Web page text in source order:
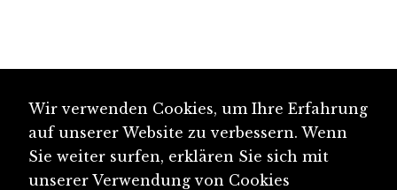
Wir verwenden Cookies, um Ihre Erfahrung
auf unserer Website zu verbessern. Wenn
Sie weiter surfen, erklären Sie sich mit
unserer Verwendung von Cookies